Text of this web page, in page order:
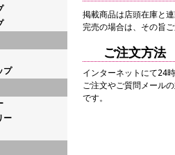
プ
ー
掲載商品は店頭在庫と
完売の場合は、その旨
ご注文方法
インターネットにて24
ご注文やご質問メール
です。